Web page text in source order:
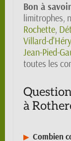
Bon à
limitrophes,
Rochette,
Villard-d'Héry
Jean-Pied-
toutes les
à
Combien